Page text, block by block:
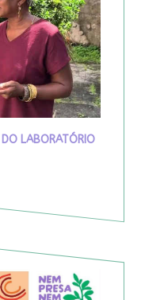
DO LABORATÓRIO